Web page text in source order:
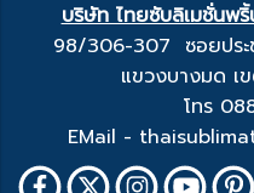
บริษัท ไทยซับลิเมชั่นพ
98/306-307 ซอยประ
แขวงบางมด เ
โทร
EMail -